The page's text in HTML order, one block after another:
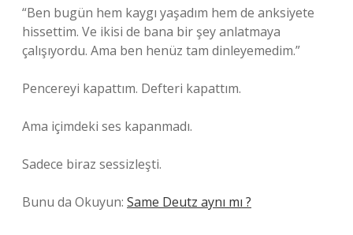
“Ben bugün hem kaygı yaşadım hem de anksiyete
hissettim. Ve ikisi de bana bir şey anlatmaya
çalışıyordu. Ama ben henüz tam dinleyemedim.”
Pencereyi kapattım. Defteri kapattım.
Ama içimdeki ses kapanmadı.
Sadece biraz sessizleşti.
Bunu da Okuyun: Same Deutz aynı mı ?